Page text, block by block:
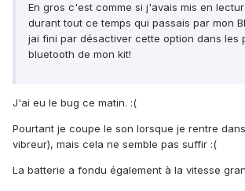
En gros c'est comme si j'avais mis en
durant tout ce temps qui passais par mon
jai fini par désactiver cette option dans les
bluetooth de mon kit!
J'ai eu le bug ce matin. :(
Pourtant je coupe le son lorsque je rentre
vibreur), mais cela ne semble pas suffir :(
La batterie a fondu également à la vitesse